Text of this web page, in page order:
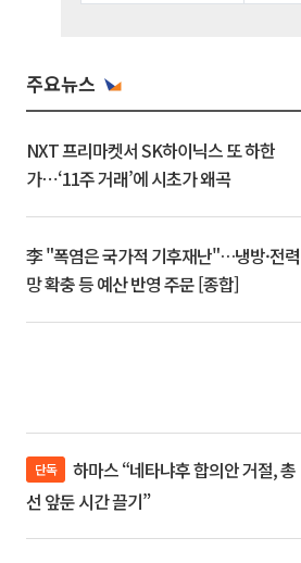
주요뉴스
NXT 프리마켓서 SK하이닉스 또 하한
가⋯‘11주 거래’에 시초가 왜곡
李 "폭염은 국가적 기후재난"…냉방·전력
망 확충 등 예산 반영 주문 [종합]
단독
선 앞둔 시간 끌기”